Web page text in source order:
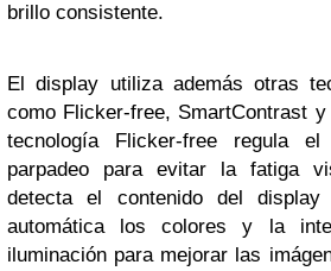
brillo consistente.
El display utiliza además otras
como Flicker-free, SmartContrast
tecnología Flicker-free regula
parpadeo para evitar la fatiga
detecta el contenido del
automática los colores y la
iluminación para mejorar las